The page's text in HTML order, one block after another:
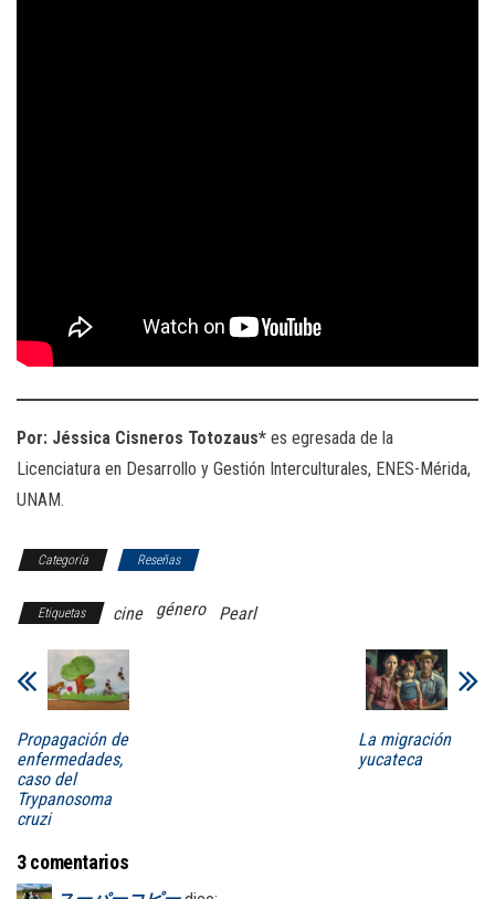
Por: Jéssica Cisneros Totozaus* es egresada de la
Licenciatura en Desarrollo y Gestión Interculturales, ENES-Mérida,
UNAM.
Categoría Reseñas
Etiquetas cine género Pearl
Propagación de
enfermedades,
caso del
Trypanosoma
cruzi
La migración
yucateca
3 comentarios